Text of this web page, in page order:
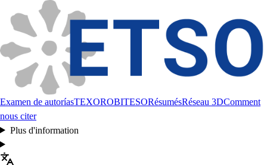
Examen de autoríasTEXOROBITESORésumésRéseau 3DComment
nous citer
Plus d'information